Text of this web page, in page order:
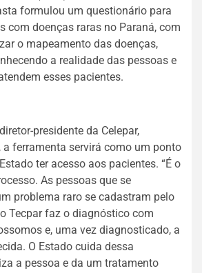
formulou um questionário para
com doenças raras no Paraná, com
o mapeamento das doenças,
a realidade das pessoas e
esses pacientes.
presidente da Celepar,
a ferramenta servirá como um ponto
ter acesso aos pacientes. “É o
As pessoas que se
problema raro se cadastram pelo
Tecpar faz o diagnóstico com
e, uma vez diagnosticado, a
O Estado cuida dessa
a pessoa e da um tratamento